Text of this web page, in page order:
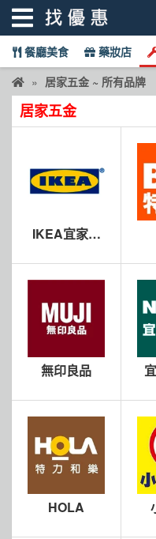
餐廳美食 藥妝店
居家五金 ~ 所有品牌
居家五金
IKEA宜家家
無印良品
HOLA
找優惠
首頁
折價卷
品牌總覽